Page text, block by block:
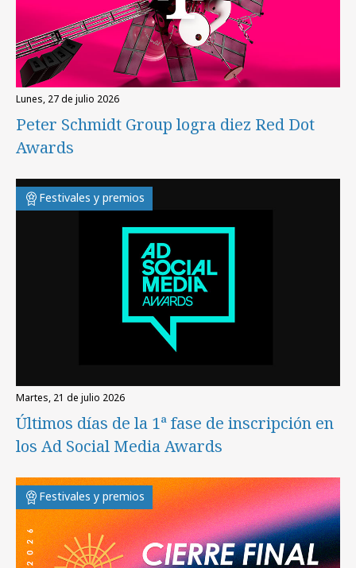
lunes, 27 de julio 2026
Peter Schmidt Group logra diez Red Dot
Awards
Festivales y premios
martes, 21 de julio 2026
Últimos días de la 1ª fase de inscripción en
los Ad Social Media Awards
Festivales y premios